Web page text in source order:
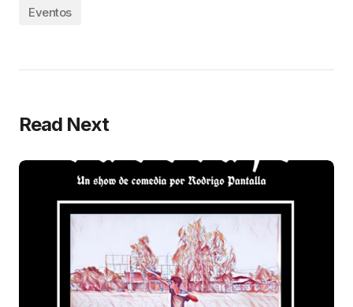
Eventos
Read Next